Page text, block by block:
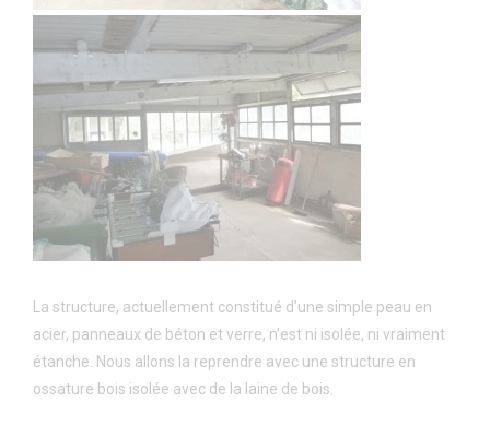
La structure, actuellement constitué d’une simple peau en
acier, panneaux de béton et verre, n’est ni isolée, ni vraiment
étanche. Nous allons la reprendre avec une structure en
ossature bois isolée avec de la laine de bois.